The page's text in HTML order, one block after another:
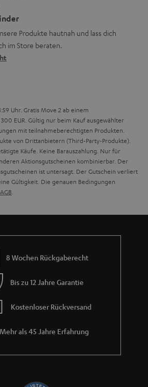
Produkte hautnah und lass dich
im Store beraten.
Uhr. Gratis Move 2 ab einem
EUR. Gültig nur beim Kauf ausgewählter
mit teilnahmeberechtigten Produkten.
von Drittanbietern (Third-Party-Produkte).
Käufe. Keine Barauszahlung. Nur für
Aktionsgutscheinen kombinierbar. Der
ist untersagt. Der Gutschein verliert
Gültigkeit. Die genauen Bedingungen
AGB.
8 Wochen Rückgaberecht
Bis zu 12 Jahre Garantie
Kostenloser Rückversand
Mehr als 45 Jahre Erfahrung